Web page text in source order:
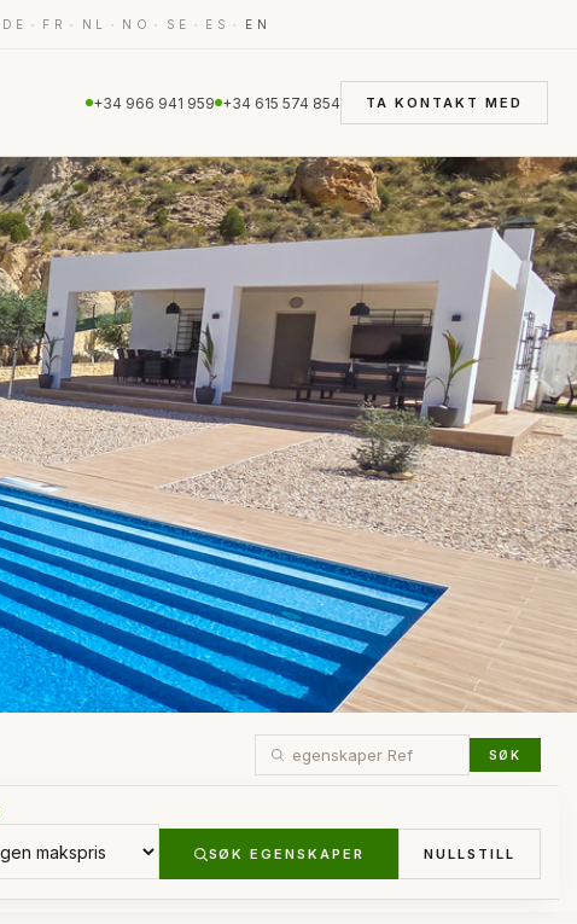
DE · FR · NL · NO · SE · ES · EN
+34 966 941 959 +34 615 574 854 TA KONTAKT MED
SØK
SØK EGENSKAPER NULLSTILL